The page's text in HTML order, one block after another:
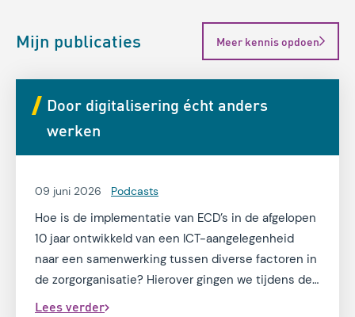
Mijn publicaties Meer kennis opdoen
Door digitalisering écht anders
werken
09 juni 2026 Podcasts
Hoe is de implementatie van ECD’s in de afgelopen
10 jaar ontwikkeld van een ICT-aangelegenheid
naar een samenwerking tussen diverse factoren in
de zorgorganisatie? Hierover gingen we tijdens de
podcast in gesprek metzorgprofessionals.
Lees verder